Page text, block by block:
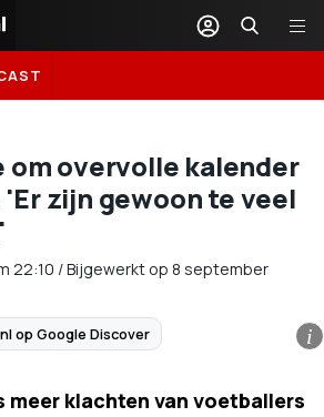
om overvolle kalender
zijn gewoon te veel
22:10 /Bijgewerkt op 8 september
op Google Discover i
meer klachten van voetballers